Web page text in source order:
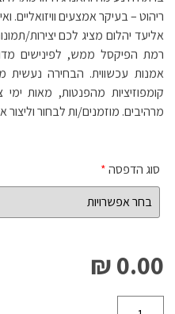
ריהוט – בעיקר אמצעים וויזואליים.
אליעד יהלום מציג לכם יצירות/
רמת הפיקסל ממש, לפינישים
אמנות עכשווית. הבחירה נעשית
קומפוזיציות מהפנטות, מאות
מרהיבים. מוזמנים/ות לבחור
סוג הדפסה*
0.00 ₪